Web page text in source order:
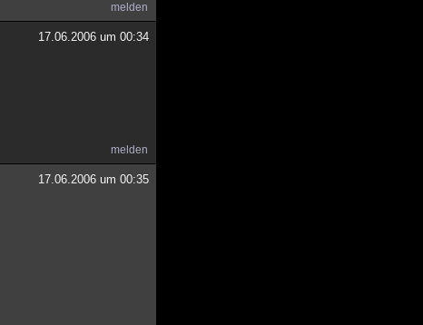
melden
17.06.2006 um 00:34
melden
17.06.2006 um 00:35